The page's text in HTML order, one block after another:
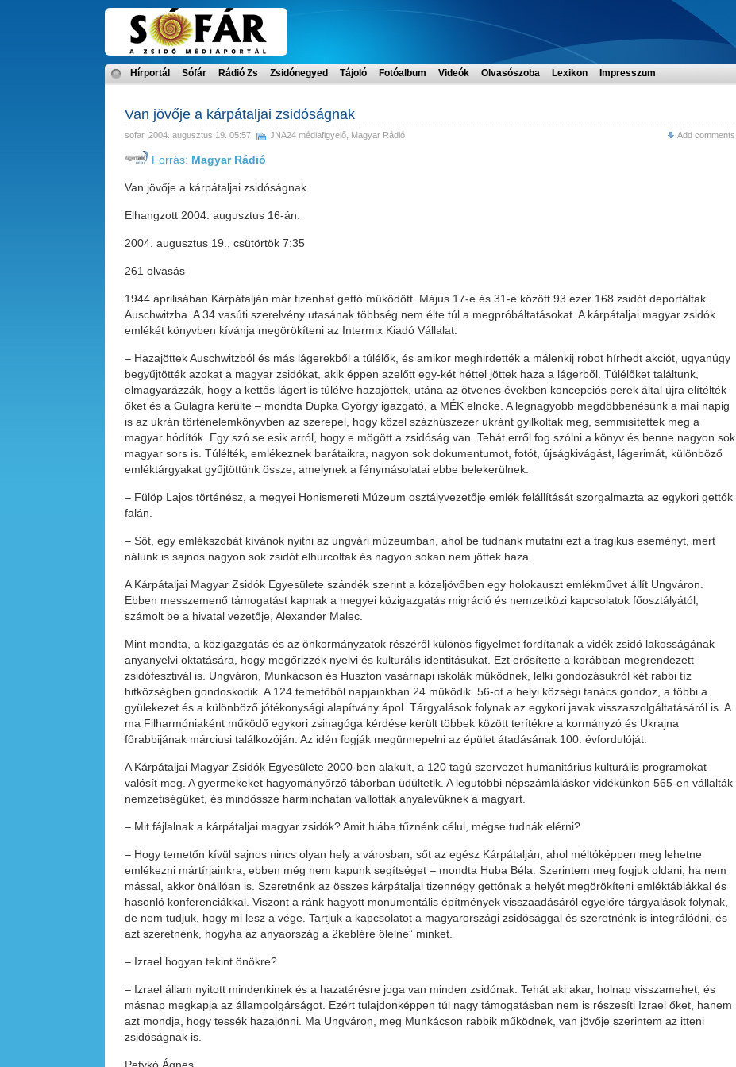
Hírportál Sófár Rádió Zs Zsidónegyed Tájoló Fotóalbum Videók Olvasószoba Lexikon Impresszum
Van jövője a kárpátaljai zsidóságnak
sofar, 2004. augusztus 19. 05:57 JNA24 médiafigyelő Magyar Rádió Add comments
Forrás: Magyar Rádió
Van jövője a kárpátaljai zsidóságnak
Elhangzott 2004. augusztus 16-án.
2004. augusztus 19., csütörtök 7:35
261 olvasás
1944 áprilisában Kárpátalján már tizenhat gettó működött. Május 17-e és 31-e között 93 ezer 168 zsidót deportáltak
Auschwitzba. A 34 vasúti szerelvény utasának többség nem élte túl a megpróbáltatásokat. A kárpátaljai magyar zsidók
emlékét könyvben kívánja megörökíteni az Intermix Kiadó Vállalat.
– Hazajöttek Auschwitzból és más lágerekből a túlélők, és amikor meghirdették a málenkij robot hírhedt akciót, ugyanúgy
begyűjtötték azokat a magyar zsidókat, akik éppen azelőtt egy-két héttel jöttek haza a lágerből. Túlélőket találtunk,
elmagyarázzák, hogy a kettős lágert is túlélve hazajöttek, utána az ötvenes években koncepciós perek által újra elítélték
őket és a Gulagra kerülte – mondta Dupka György igazgató, a MÉK elnöke. A legnagyobb megdöbbenésünk a mai napig
is az ukrán történelemkönyvben az szerepel, hogy közel százhúszezer ukránt gyilkoltak meg, semmisítettek meg a
magyar hódítók. Egy szó se esik arról, hogy e mögött a zsidóság van. Tehát erről fog szólni a könyv és benne nagyon sok
magyar sors is. Túlélték, emlékeznek barátaikra, nagyon sok dokumentumot, fotót, újságkivágást, lágerimát, különböző
emléktárgyakat gyűjtöttünk össze, amelynek a fénymásolatai ebbe belekerülnek.
– Fülöp Lajos történész, a megyei Honismereti Múzeum osztályvezetője emlék felállítását szorgalmazta az egykori gettók
falán.
– Sőt, egy emlékszobát kívánok nyitni az ungvári múzeumban, ahol be tudnánk mutatni ezt a tragikus eseményt, mert
nálunk is sajnos nagyon sok zsidót elhurcoltak és nagyon sokan nem jöttek haza.
A Kárpátaljai Magyar Zsidók Egyesülete szándék szerint a közeljövőben egy holokauszt emlékművet állít Ungváron.
Ebben messzemenő támogatást kapnak a megyei közigazgatás migráció és nemzetközi kapcsolatok főosztályától,
számolt be a hivatal vezetője, Alexander Malec.
Mint mondta, a közigazgatás és az önkormányzatok részéről különös figyelmet fordítanak a vidék zsidó lakosságának
anyanyelvi oktatására, hogy megőrizzék nyelvi és kulturális identitásukat. Ezt erősítette a korábban megrendezett
zsidófesztivál is. Ungváron, Munkácson és Huszton vasárnapi iskolák működnek, lelki gondozásukról két rabbi tíz
hitközségben gondoskodik. A 124 temetőből napjainkban 24 működik. 56-ot a helyi községi tanács gondoz, a többi a
gyülekezet és a különböző jótékonysági alapítvány ápol. Tárgyalások folynak az egykori javak visszaszolgáltatásáról is. A
ma Filharmóniaként működő egykori zsinagóga kérdése került többek között terítékre a kormányzó és Ukrajna
főrabbijának márciusi találkozóján. Az idén fogják megünnepelni az épület átadásának 100. évfordulóját.
A Kárpátaljai Magyar Zsidók Egyesülete 2000-ben alakult, a 120 tagú szervezet humanitárius kulturális programokat
valósít meg. A gyermekeket hagyományőrző táborban üdültetik. A legutóbbi népszámláláskor vidékünkön 565-en vállalták
nemzetiségüket, és mindössze harminchatan vallották anyalevüknek a magyart.
– Mit fájlalnak a kárpátaljai magyar zsidók? Amit hiába tűznénk célul, mégse tudnák elérni?
– Hogy temetőn kívül sajnos nincs olyan hely a városban, sőt az egész Kárpátalján, ahol méltóképpen meg lehetne
emlékezni mártírjainkra, ebben még nem kapunk segítséget – mondta Huba Béla. Szerintem meg fogjuk oldani, ha nem
mással, akkor önállóan is. Szeretnénk az összes kárpátaljai tizennégy gettónak a helyét megörökíteni emléktáblákkal és
hasonló konferenciákkal. Viszont a ránk hagyott monumentális építmények visszaadásáról egyelőre tárgyalások folynak,
de nem tudjuk, hogy mi lesz a vége. Tartjuk a kapcsolatot a magyarországi zsidósággal és szeretnénk is integrálódni, és
azt szeretnénk, hogyha az anyaország a 2keblére ölelne” minket.
– Izrael hogyan tekint önökre?
– Izrael állam nyitott mindenkinek és a hazatérésre joga van minden zsidónak. Tehát aki akar, holnap visszamehet, és
másnap megkapja az állampolgárságot. Ezért tulajdonképpen túl nagy támogatásban nem is részesíti Izrael őket, hanem
azt mondja, hogy tessék hazajönni. Ma Ungváron, meg Munkácson rabbik működnek, van jövője szerintem az itteni
zsidóságnak is.